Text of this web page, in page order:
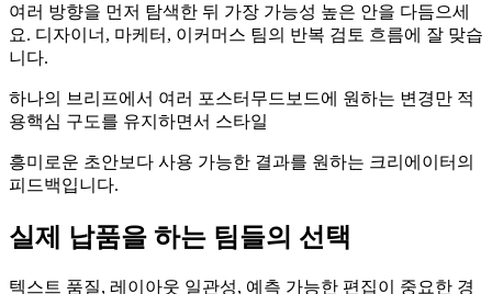
여러 방향을 먼저 탐색한 뒤 가장 가능성 높은 안을 다듬으세
요. 디자이너, 마케터, 이커머스 팀의 반복 검토 흐름에 잘 맞습
니다.
하나의 브리프에서 여러 포스터 무드보드에 원하는 변경만 적
용핵심 구도를 유지하면서 스타일
흥미로운 초안보다 사용 가능한 결과를 원하는 크리에이터의
피드백입니다.
실제 납품을 하는 팀들의 선택
텍스트 품질, 레이아웃 일관성, 예측 가능한 편집이 중요한 경